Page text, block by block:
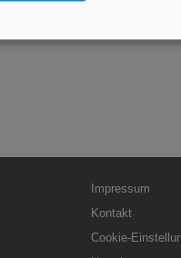
Impressum
Kontakt
Cookie-